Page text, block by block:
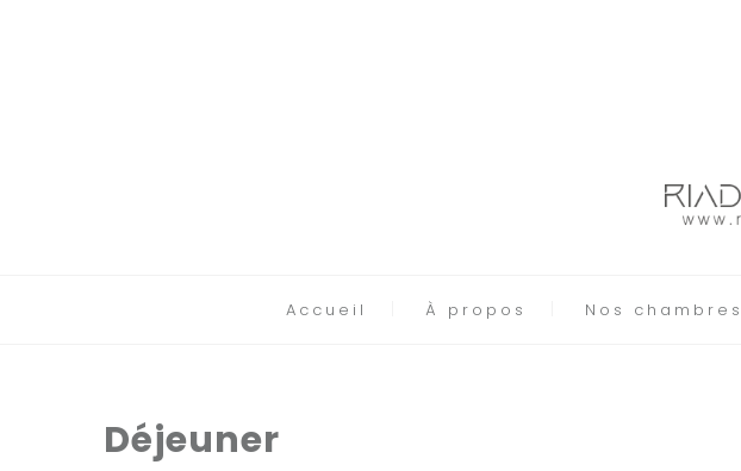
Accueil À propos Nos chambres
Déjeuner